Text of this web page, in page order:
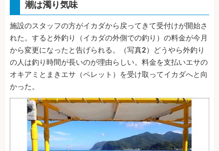
潮は濁り気味
施設のスタッフの方がイカダから戻ってきて受付けが開始さ
れた。すると外釣り（イカダの外側での釣り）の料金が今月
から変更になったと告げられる。（写真2）どうやら外釣り
の人は釣り時間が長いのが理由らしい。料金を支払いエサの
オキアミとまきエサ（ペレット）を受け取ってイカダへと向
かった。